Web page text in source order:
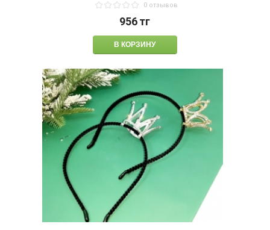
0 отзывов
956тг